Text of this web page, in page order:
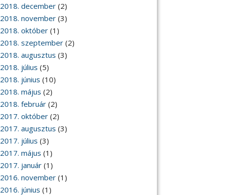
2018. december(2)
2018. november(3)
2018. október(1)
2018. szeptember(2)
2018. augusztus (3)
2018. július (5)
2018. június (10)
2018. május (2)
2018. február(2)
2017. október(2)
2017. augusztus (3)
2017. július (3)
2017. május (1)
2017. január(1)
2016. november(1)
2016. június (1)